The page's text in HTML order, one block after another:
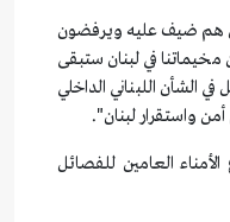
هم ضيف عليه ويرفضون
في لبنان ستبقى
الشأن اللبناني الداخلي
واستقرار لبنان".
العامين للفصائل